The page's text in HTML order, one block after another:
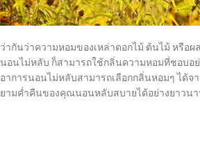
ว่ากันว่าความหอมของเหล่าดอกไม้ ต้นไม้ หรือ
นอนไม่หลับ ก็สามารถใช้กลิ่นความหอมที่ชอบอ
อาการนอนไม่หลับสามารถเลือกกลิ่นหอมๆ ได้จ
ยามค่ำคืนของคุณนอนหลับสบายได้อย่างยาวน